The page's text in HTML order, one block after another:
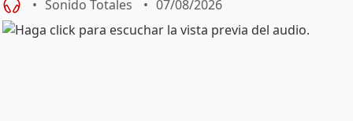
Sonido Totales 07/08/2026